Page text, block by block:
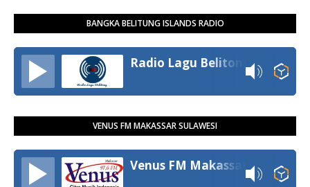
BANGKA BELITUNG ISLANDS RADIO
Radio Lagu Belitong
VENUS FM MAKASSAR SULAWESI
Venus FM Makassar